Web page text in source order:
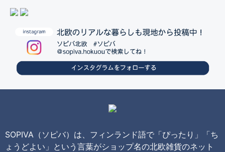
SOPIVA（ソピバ）は、フィンランド語で「ぴったり」「ち
ょうどよい」という言葉がショップ名の北欧雑貨のネット